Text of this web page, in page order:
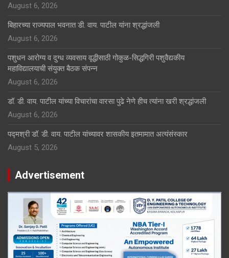
August 6, 2026
बिहारच्या राज्यपाल भवनात डी. वाय. पाटील यांना श्रद्धांजली
August 6, 2026
पशुधन आरोग्य व दुग्ध व्यवसाय वृद्धीसाठी गोकुळ-सिद्धगिरी पशुवैद्यकीय
महाविद्यालयाची संयुक्त बैठक संपन्न
August 6, 2026
डॉ. डी. वाय. पाटील यांच्या विचारांचा वारसा पुढे नेणे हीच त्यांना खरी श्रद्धांजली
August 6, 2026
पद्मश्री डॉ. डी. वाय. पाटील यांच्यावर शासकीय इतमामात अत्यंसंस्कार
August 5, 2026
Advertisement